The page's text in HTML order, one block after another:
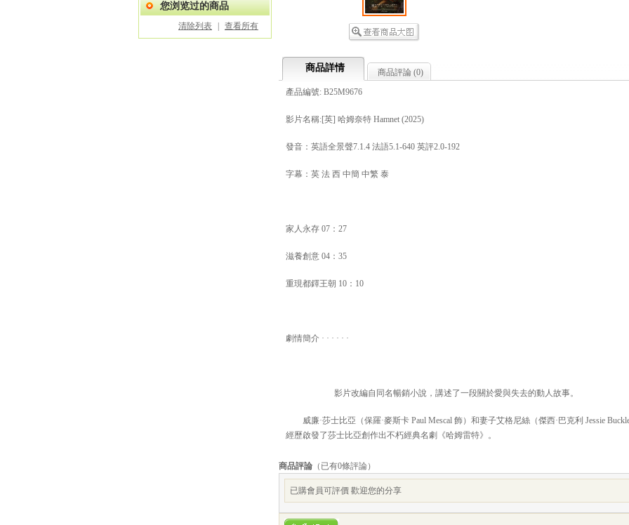
您浏览过的商品
清除列表 查看所有
商品詳情 商品評論 (0)
產品編號: B25M9676
影片名稱:[英] 哈姆奈特 Hamnet (2025)
發音：英語全景聲7.1.4 法語5.1-640 英評2.0-192
字幕：英 法 西 中簡 中繁 泰
家人永存 07：27
滋養創意 04：35
重現都鐸王朝 10：10
劇情簡介 · · · · · ·
影片改編自同名暢銷小說，講述了一段關於愛與失去的動人故事。
威廉·莎士比亞（保羅·麥斯卡 Paul Mescal 飾）和妻子艾格尼絲（傑西·巴克利 Jessie
經歷啟發了莎士比亞創作出不朽經典名劇《哈姆雷特》。
商品評論 （已有0條評論）
已購會員可評價 歡迎您的分享